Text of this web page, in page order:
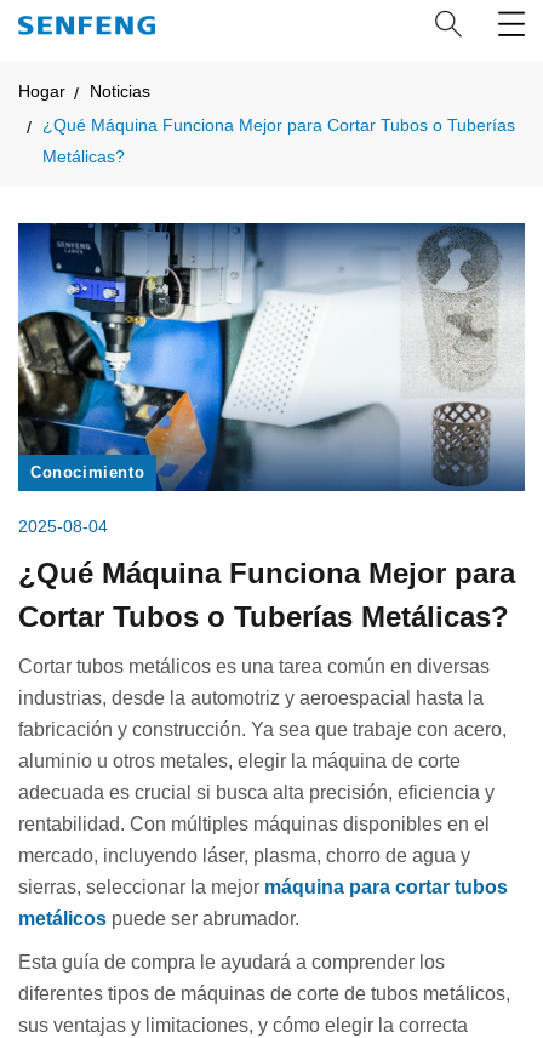
Hogar
Noticias
¿Qué Máquina Funciona Mejor para Cortar Tubos o Tuberías
Metálicas?
Conocimiento
2025-08-04
¿Qué Máquina Funciona Mejor para
Cortar Tubos o Tuberías Metálicas?
Cortar tubos metálicos es una tarea común en diversas
industrias, desde la automotriz y aeroespacial hasta la
fabricación y construcción. Ya sea que trabaje con acero,
aluminio u otros metales, elegir la máquina de corte
adecuada es crucial si busca alta precisión, eficiencia y
rentabilidad. Con múltiples máquinas disponibles en el
mercado, incluyendo láser, plasma, chorro de agua y
sierras, seleccionar la mejor máquina para cortar tubos
metálicos puede ser abrumador.
Esta guía de compra le ayudará a comprender los
diferentes tipos de máquinas de corte de tubos metálicos,
sus ventajas y limitaciones, y cómo elegir la correcta